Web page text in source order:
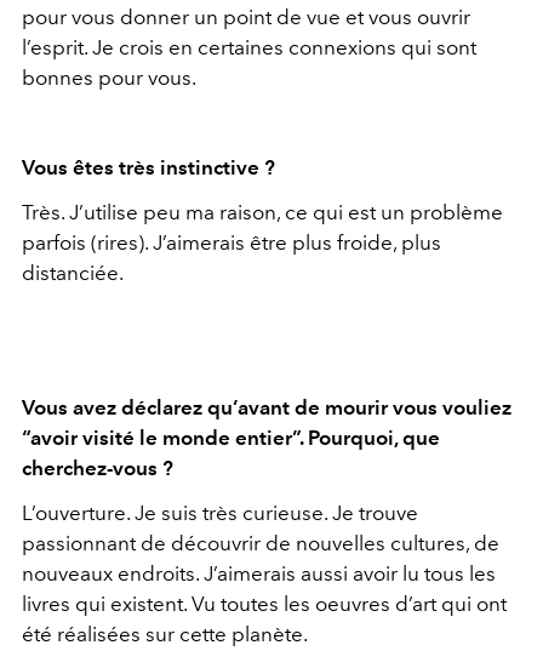
pour vous donner un point de vue et vous ouvrir
l’esprit. Je crois en certaines connexions qui sont
bonnes pour vous.
Vous êtes très instinctive ?
Très. J’utilise peu ma raison, ce qui est un problème
parfois (rires). J’aimerais être plus froide, plus
distanciée.
Vous avez déclarez qu’avant de mourir vous vouliez
“avoir visité le monde entier”. Pourquoi, que
cherchez-vous ?
L’ouverture. Je suis très curieuse. Je trouve
passionnant de découvrir de nouvelles cultures, de
nouveaux endroits. J’aimerais aussi avoir lu tous les
livres qui existent. Vu toutes les oeuvres d’art qui ont
été réalisées sur cette planète.